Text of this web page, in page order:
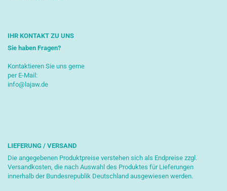
IHR KONTAKT ZU UNS
Sie haben Fragen?
Kontaktieren Sie uns gerne
per E-Mail:
info@lajaw.de
LIEFERUNG / VERSAND
Die angegebenen Produktpreise verstehen sich als Endpreise zzgl.
Versandkosten, die nach Auswahl des Produktes für Lieferungen
innerhalb der Bundesrepublik Deutschland ausgewiesen werden.